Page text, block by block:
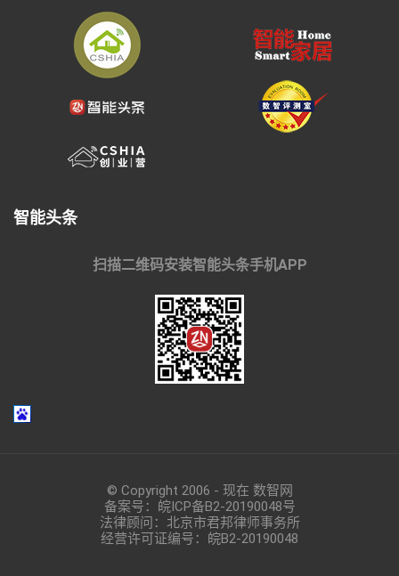
智能头条
扫描二维码安装智能头条手机APP
© Copyright 2006 - 现在 数智网
备案号： 皖ICP备B2-20190048号
法律顾问：北京市君邦律师事务所
经营许可证编号：皖B2-20190048